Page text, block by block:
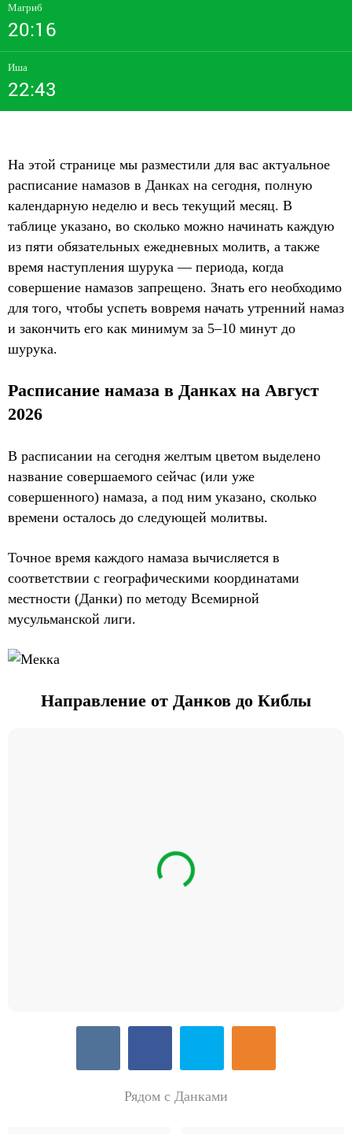
Магриб
20:16
Иша
22:43
На этой странице мы разместили для вас актуальное
расписание намазов в Данках на сегодня, полную
календарную неделю и весь текущий месяц. В
таблице указано, во сколько можно начинать каждую
из пяти обязательных ежедневных молитв, а также
время наступления шурука — периода, когда
совершение намазов запрещено. Знать его необходимо
для того, чтобы успеть вовремя начать утренний намаз
и закончить его как минимум за 5–10 минут до
шурука.
Расписание намаза в Данках на Август
2026
В расписании на сегодня желтым цветом выделено
название совершаемого сейчас (или уже
совершенного) намаза, а под ним указано, сколько
времени осталось до следующей молитвы.
Точное время каждого намаза вычисляется в
соответствии с географическими координатами
местности (Данки) по методу Всемирной
мусульманской лиги.
Направление от Данков до Киблы
Рядом с Данками